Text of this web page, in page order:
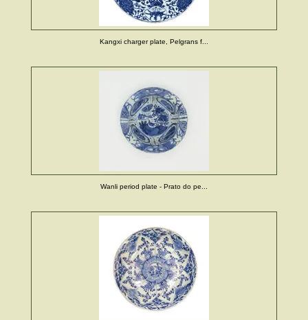
Kangxi charger plate, Pelgrans f...
Wanli period plate - Prato do pe...